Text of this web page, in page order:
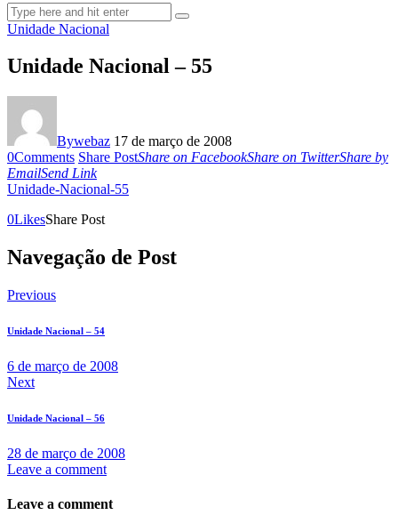
Unidade Nacional
Unidade Nacional – 55
Bywebaz 17 de março de 2008
0Comments Share PostShare on FacebookShare on TwitterShare by
EmailSend Link
Unidade-Nacional-55
0LikesShare Post
Navegação de Post
Previous
Unidade Nacional – 54
6 de março de 2008
Next
Unidade Nacional – 56
28 de março de 2008
Leave a comment
Leave a comment